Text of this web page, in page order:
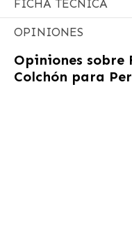
FICHA TÉCNICA
OPINIONES
Opiniones sobre
Colchón para